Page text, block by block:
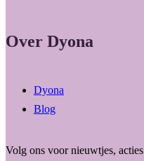
Over Dyona
Dyona
Blog
Volg ons voor nieuwtjes,